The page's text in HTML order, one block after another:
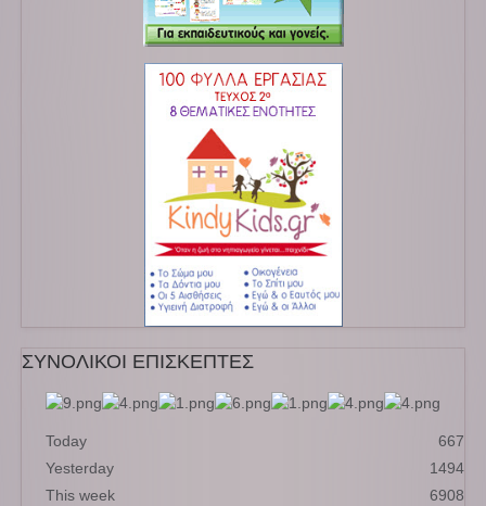
ΣΥΝΟΛΙΚΟΙ ΕΠΙΣΚΕΠΤΕΣ
Today
667
Yesterday
1494
This week
6908